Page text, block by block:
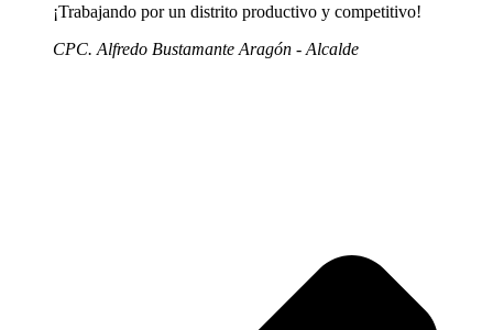
¡Trabajando por un distrito productivo y competitivo!
CPC. Alfredo Bustamante Aragón - Alcalde